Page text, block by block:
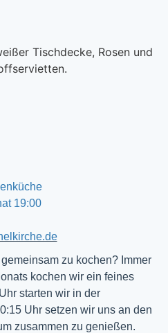
19:00
zu kochen? Immer
kochen wir ein feines
starten wir in der
Uhr setzen wir uns an den
zusammen zu genießen.